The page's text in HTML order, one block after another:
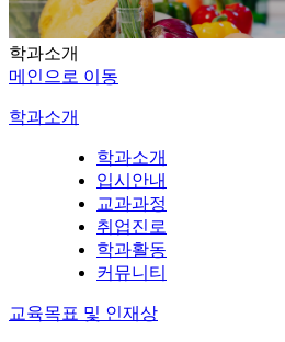
학과소개
메인으로 이동
학과소개
학과소개
입시안내
교과과정
취업진로
학과활동
커뮤니티
교육목표 및 인재상